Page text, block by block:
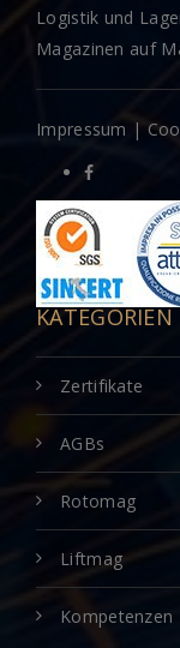
Logistik und
Magazinen auf
Impressum |
KATEGORIEN
Zertifikate
AGBs
Rotomag
Liftmag
Kompetenzen